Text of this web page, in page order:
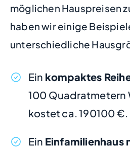
möglichen Hauspreisen
haben wir einige
unterschiedliche
Ein kompaktes
100 Quadratmetern
kostet ca. 190100 €.
Ein Einfamilienhaus